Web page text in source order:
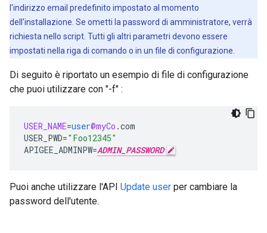
l'indirizzo email predefinito impostato al momento
dell'installazione. Se ometti la password di amministratore, verrà
richiesta nello script. Tutti gli altri parametri devono essere
impostati nella riga di comando o in un file di configurazione.
Di seguito è riportato un esempio di file di configurazione
che puoi utilizzare con "-f" :
USER_NAME=user@myCo .com
USER_PWD="Foo12345"
APIGEE_ADMINPW=ADMIN_PASSWORD
Puoi anche utilizzare l'API Update user per cambiare la
password dell'utente.